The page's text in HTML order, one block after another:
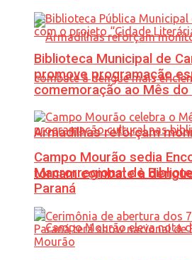
Armadilhas reforçam
tornam combate à
Biblioteca Municipal de
promove programação
comemoração ao Mês do
Campo Mourão sedia
Macrorregional de
Paraná